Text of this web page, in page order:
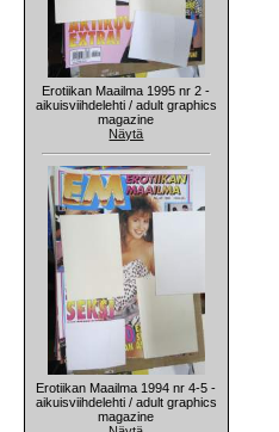
Erotiikan Maailma 1995 nr 2 -
aikuisviihdelehti / adult graphics
magazine
Näytä
Erotiikan Maailma 1994 nr 4-5 -
aikuisviihdelehti / adult graphics
magazine